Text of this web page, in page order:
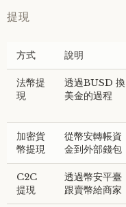
提現
方式 說明
法幣提
現
透過BUSD 換
美金的過程
加密貨
幣提現
從幣安轉帳資
金到外部錢包
C2C
提現
透過幣安平臺
跟賣幣給商家